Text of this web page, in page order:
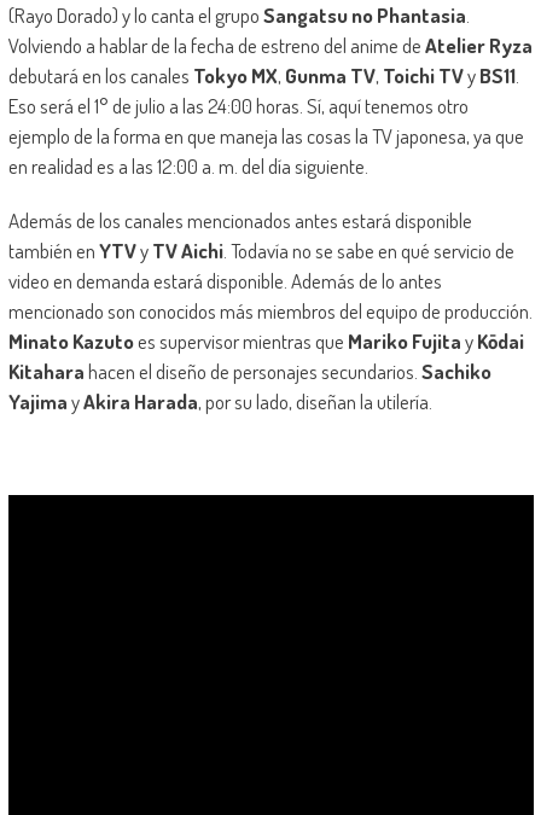
(Rayo Dorado) y lo canta el grupoSangatsu no Phantasia
Volviendo a hablar de la fecha de estreno del anime deAtelier Ryza
debutará en los canales Tokyo MX, Gunma TV, Toichi TVyBS11.
Eso será el 1° de julio a las 24:00 horas. Sí, aquí tenemos otro
ejemplo de la forma en que maneja las cosas la TV japonesa, ya que
en realidad es a las 12:00 a. m. del día siguiente.
Además de los canales mencionados antes estará disponible
también enYTVyTV Aichi. Todavía no se sabe en qué servicio de
video en demanda estará disponible. Además de lo antes
mencionado son conocidos más miembros del equipo de producción.
Minato Kazutoes supervisor mientras que Mariko FujitayKōdai
Kitaharahacen el diseño de personajes secundarios. Sachiko
YajimayAkira Harada, por su lado, diseñan la utilería.